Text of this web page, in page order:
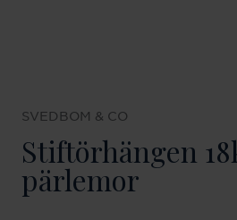
SVEDBOM & CO
Stiftörhängen
pärlemor